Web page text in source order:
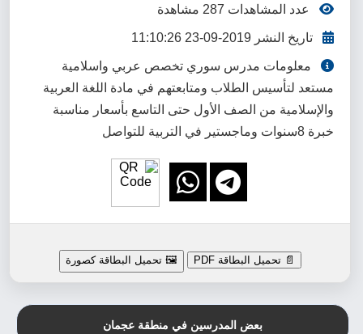
عدد المشاهدات 287 مشاهدة
تاريخ النشر 2019-09-23 11:10:26
معلومات مدرس سوري تخصص عربي واسلامية
مستعد لتأسيس الطلاب ومتابعتهم في مادة اللغة العربية
والإسلامية من الصف الأول حتى التاسع بأسعار مناسبة
خبرة 8سنوات وماجستير في التربية للتواصل
📄 تحميل البطاقة PDF 🖼️ تحميل البطاقة كصورة
بعض المدرسين في منطقة عجمان